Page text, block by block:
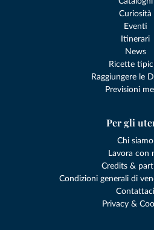
Curiosità
Eventi
Itinerari
News
Ricette
Raggiungere le
Previsioni
Per gli
Chi siamo
Lavora con
Credits &
Condizioni generali di
Contattaci
Privacy &